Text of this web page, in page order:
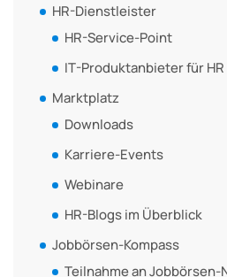
HR-Dienstleister
HR-Service-Point
IT-Produktanbieter für HR
Marktplatz
Downloads
Karriere-Events
Webinare
HR-Blogs im Überblick
Jobbörsen-Kompass
Teilnahme an